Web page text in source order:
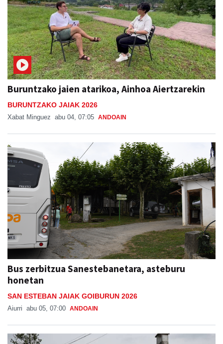
Buruntzako jaien atarikoa, Ainhoa Aiertzarekin
BURUNTZAKO JAIAK 2026
Xabat Minguez abu 04, 07:05 ANDOAIN
Bus zerbitzua Sanestebanetara, asteburu
honetan
SAN ESTEBAN JAIAK GOIBURUN 2026
Aiurri abu 05, 07:00 ANDOAIN